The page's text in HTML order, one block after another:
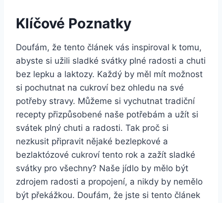
Klíčové Poznatky
Doufám, že‌ tento článek vás inspiroval⁢ k​ tomu,
abyste si užili sladké ‍svátky plné ‌radosti‍ a chuti
bez lepku a ⁣laktozy. Každý ​by měl ‍mít možnost
si pochutnat na cukroví bez ‌ohledu⁤ na‌ své​
potřeby​ stravy. Můžeme si vychutnat tradiční
recepty přizpůsobené naše potřebám ⁤a užít si
‍svátek⁤ plný⁣ chuti a radosti. Tak proč si
nezkusit‌ připravit ​nějaké bezlepkové⁢ a
bezlaktózové cukroví ‍tento rok⁤ a zažít ‍sladké
svátky pro všechny? Naše jídlo ⁣by mělo být
⁢zdrojem radosti a propojení, a nikdy by nemělo
být překážkou. ⁢Doufám, že jste si tento článek